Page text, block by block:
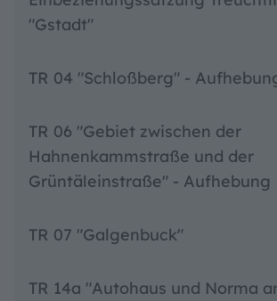
"Gstadt"
TR 04 "Schloßberg" -
TR 06 "Gebiet zwischen der
Hahnenkammstraße und der
Grüntäleinstraße" - Aufhebung
TR 07 "Galgenbuck"
TR 14a "Autohaus und Norma